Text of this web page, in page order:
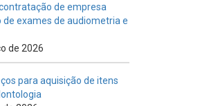
de empresa
exames de audiometria e
de 2026
para aquisição de itens